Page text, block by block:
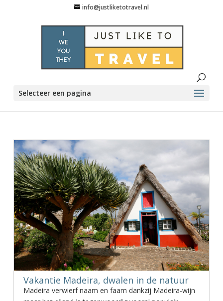
info@justliketotravel.nl
Selecteer een pagina
Vakantie Madeira, dwalen in de natuur
Madeira verwierf naam en faam dankzij Madeira-wijn